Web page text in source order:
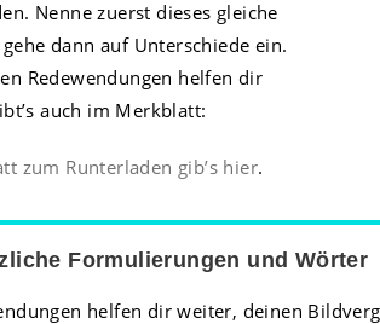
Nenne zuerst dieses gleiche
dann auf Unterschiede ein.
Redewendungen helfen dir
auch im Merkblatt:
zum Runterladen gib’s hier.
Formulierungen und Wörter
helfen dir weiter, deinen